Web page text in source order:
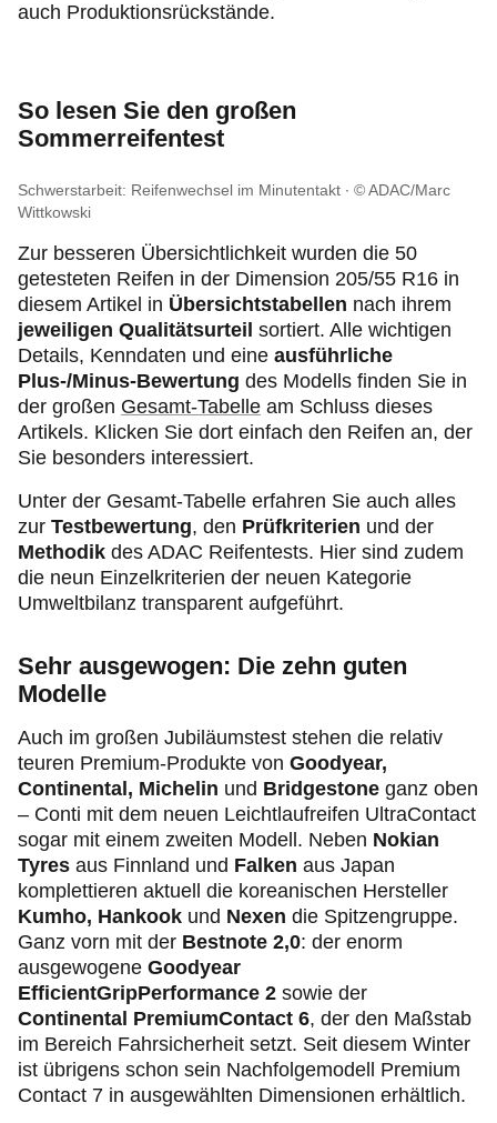
auch Produktionsrückstände.
So lesen Sie den großen
Sommerreifentest
Schwerstarbeit: Reifenwechsel im Minutentakt
© ADAC/Marc
Wittkowski
Zur besseren Übersichtlichkeit wurden die 50
getesteten Reifen in der Dimension 205/55 R16 in
diesem Artikel in Übersichtstabellen nach ihrem
jeweiligen Qualitätsurteil sortiert. Alle wichtigen
Details, Kenndaten und eine ausführliche
Plus-/Minus-Bewertung des Modells finden Sie in
der großen Gesamt-Tabelle am Schluss dieses
Artikels. Klicken Sie dort einfach den Reifen an, der
Sie besonders interessiert.
Unter der Gesamt-Tabelle erfahren Sie auch alles
zur Testbewertung, den Prüfkriterien und der
Methodik des ADAC Reifentests. Hier sind zudem
die neun Einzelkriterien der neuen Kategorie
Umweltbilanz transparent aufgeführt.
Sehr ausgewogen: Die zehn guten
Modelle
Auch im großen Jubiläumstest stehen die relativ
teuren Premium-Produkte von Goodyear,
Continental, Michelin und Bridgestone ganz oben
– Conti mit dem neuen Leichtlaufreifen UltraContact
sogar mit einem zweiten Modell. Neben Nokian
Tyres aus Finnland und Falken aus Japan
komplettieren aktuell die koreanischen Hersteller
Kumho, Hankook und Nexen die Spitzengruppe.
Ganz vorn mit der Bestnote 2,0: der enorm
ausgewogene Goodyear
EfficientGripPerformance 2 sowie der
Continental PremiumContact 6, der den Maßstab
im Bereich Fahrsicherheit setzt. Seit diesem Winter
ist übrigens schon sein Nachfolgemodell Premium
Contact 7 in ausgewählten Dimensionen erhältlich.